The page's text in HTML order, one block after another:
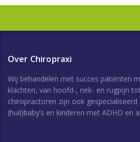
Over Chiropraxi
Wij behandelen met succes patiënten
klachten, van hoofd-, nek- en rugpijn
chiropractoren zijn ook gespecialiseerd
(huil)baby’s en kinderen met ADHD en